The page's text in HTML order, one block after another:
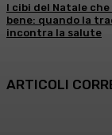
I cibi del Natale
bene: quando la
incontra la salute
ARTICOLI